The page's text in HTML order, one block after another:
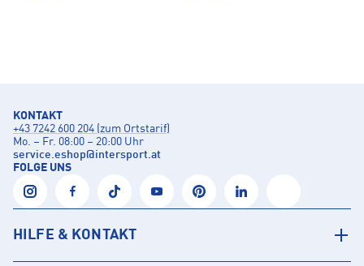
KONTAKT
+43 7242 600 204 (zum Ortstarif)
Mo. – Fr. 08:00 – 20:00 Uhr
service.eshop@intersport.at
FOLGE UNS
HILFE & KONTAKT